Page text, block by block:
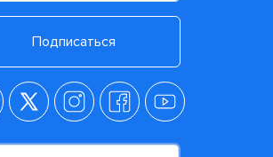
Подписаться